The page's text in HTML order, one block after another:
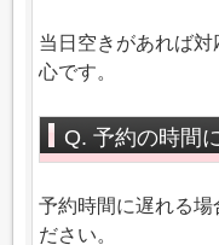
当日空きがあれば
心です。
Q. 予約の時間
予約時間に遅れる場
ださい。